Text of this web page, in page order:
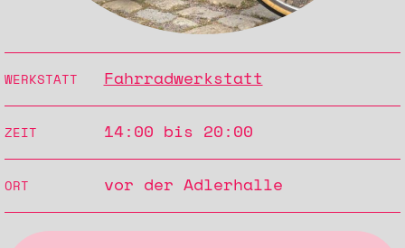
WERKSTATT Fahrradwerkstatt
ZEIT 14:00 bis 20:00
ORT vor der Adlerhalle